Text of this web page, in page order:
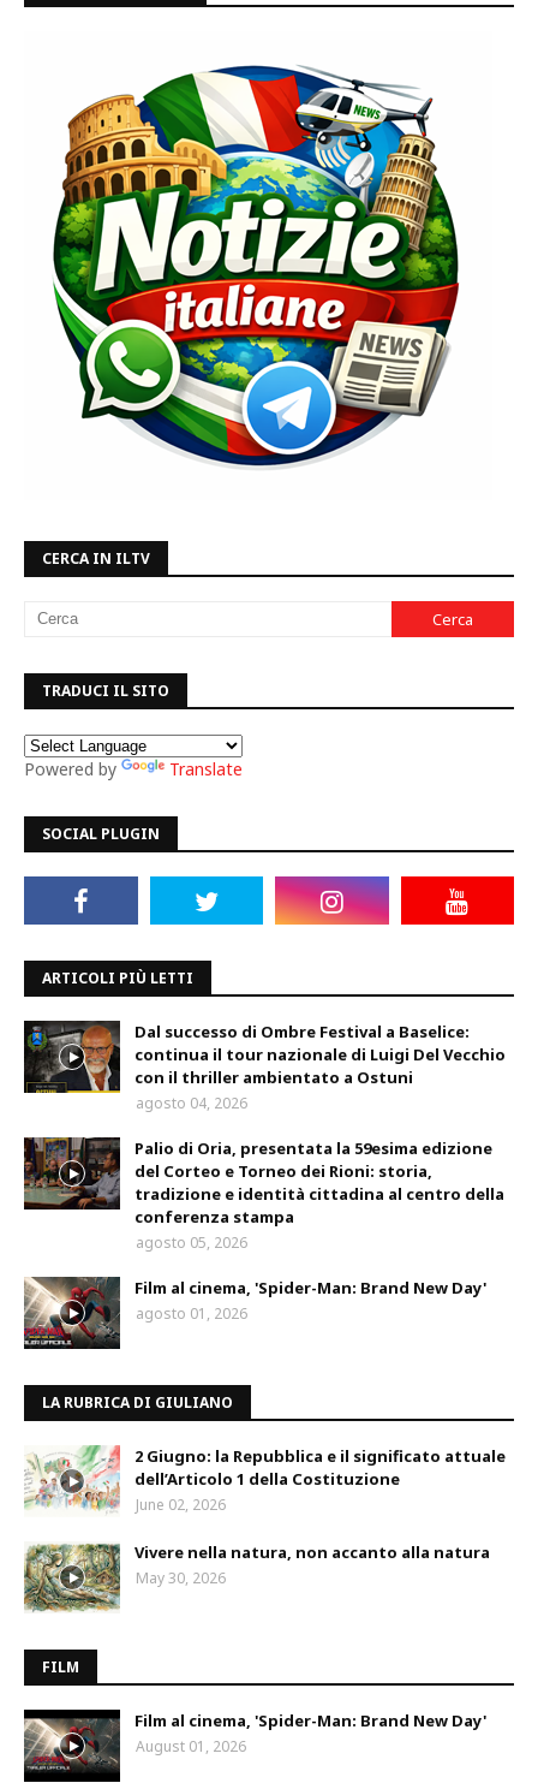
CERCA IN ILTV
TRADUCI IL SITO
Powered by Translate
SOCIAL PLUGIN
ARTICOLI PIÙ LETTI
Dal successo di Ombre Festival a Baselice:
continua il tour nazionale di Luigi Del Vecchio
con il thriller ambientato a Ostuni
agosto 04, 2026
Palio di Oria, presentata la 59esima edizione
del Corteo e Torneo dei Rioni: storia,
tradizione e identità cittadina al centro della
conferenza stampa
agosto 05, 2026
Film al cinema, 'Spider-Man: Brand New Day'
agosto 01, 2026
LA RUBRICA DI GIULIANO
2 Giugno: la Repubblica e il significato attuale
dell’Articolo 1 della Costituzione
June 02, 2026
Vivere nella natura, non accanto alla natura
May 30, 2026
FILM
Film al cinema, 'Spider-Man: Brand New Day'
August 01, 2026